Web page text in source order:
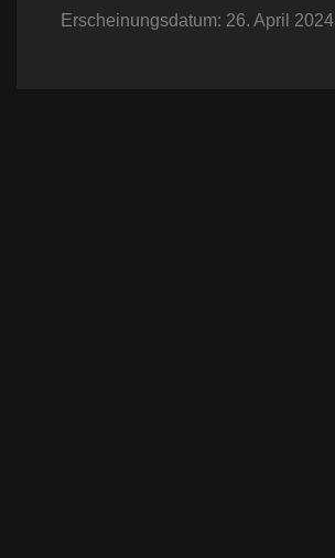
Erscheinungsdatum: 26. April 2024